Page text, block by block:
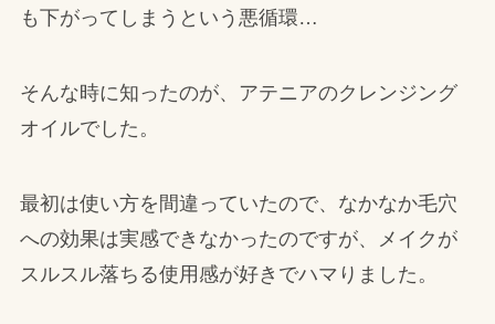
も下がってしまうという悪循環…
そんな時に知ったのが、アテニアのクレンジング
オイルでした。
最初は使い方を間違っていたので、なかなか毛穴
への効果は実感できなかったのですが、メイクが
スルスル落ちる使用感が好きでハマりました。